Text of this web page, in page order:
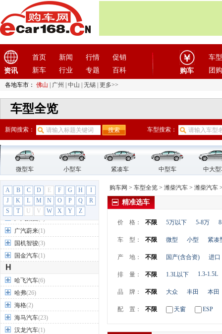
资讯
首页 新闻 行情
促销
新车
行业 专题 百科 购车
车型
团购
各地车市： 佛山 广州 中山 无锡 更多>>
车型全览
新闻搜索： 车型搜索：
微型车 小型车 紧凑车 中型车 中大
A B C D E F G H
I
J
K L M N O P Q
R
S
T U V W X Y Z
东南(12)
F
法拉利(10)
方程豹(1)
飞凡汽车(1)
菲亚特 (9)
丰田(60)
福迪(4)
福汽启腾(3)
福特(31)
福田汽车(18)
GMC(4)
广汽传祺(19)
广汽吉奥(16)
广汽蔚来(1)
国机智骏(3)
国金汽车(1)
H
哈飞汽车(6)
哈弗(26)
海格(2)
海马汽车(23)
汉龙汽车(1)
购车网 > 车型全览 > 潍柴汽车 > 潍柴汽车
精准选车
价 格： 不限 5万以下 5-8万
车 型： 不限 微型 小型 紧凑
产 地： 不限 国产(含合资) 进口
排 量： 不限 1.3L以下 1.3-1.5L
品 牌： 不限 大众 丰田 本田
配 置： 不限 天窗 ESP